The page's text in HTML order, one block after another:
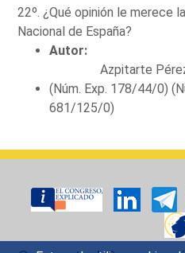
22º. ¿Qué opinión le merece
Nacional de España?
Autor:
Azpitarte
(Núm. Exp. 178/44/0)
681/125/0)